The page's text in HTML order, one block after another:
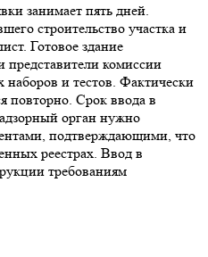
занимает пять дней.
строительство участка и
Готовое здание
представители комиссии
и тестов. Фактически
повторно. Срок ввода в
орган нужно
подтверждающими, что
реестрах. Ввод в
требованиям